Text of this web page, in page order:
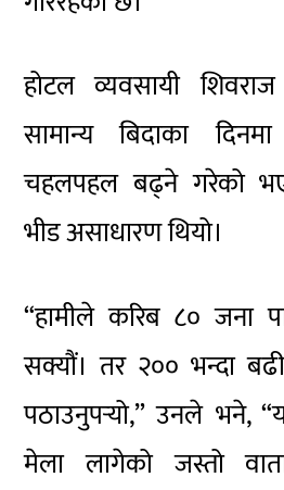
होटल व्यवसायी
सामान्य बिदाका
चहलपहल बढ्ने गरेको
भीड असाधारण थियो।
“हामीले करिब ८० जना
सक्यौं। तर २०० भन्दा
पठाउनुपर्‍यो,” उनले भने,
मेला लागेको जस्तो